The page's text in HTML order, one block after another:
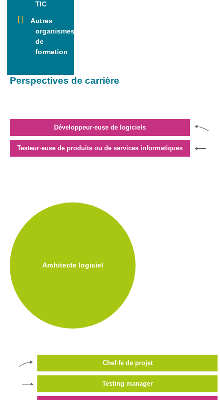
TIC
Autres
organismes
de
formation
Perspectives de carrière
Développeur·euse de logiciels
Testeur·euse de produits ou de services informatiques
Architecte logiciel
Chef·fe de projet
Testing manager
L’informatique,
et si c’était ton
genre ?
Ressources
Genre-et-
Carnet mixité
Carnet
numérique
Qui
Plan
d’accès
Jobs